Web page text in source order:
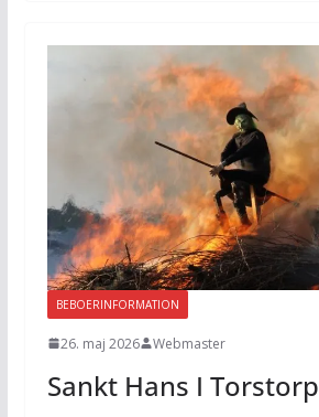
BEBOERINFORMATION
26. maj 2026 Webmaster
Sankt Hans I Torstorp